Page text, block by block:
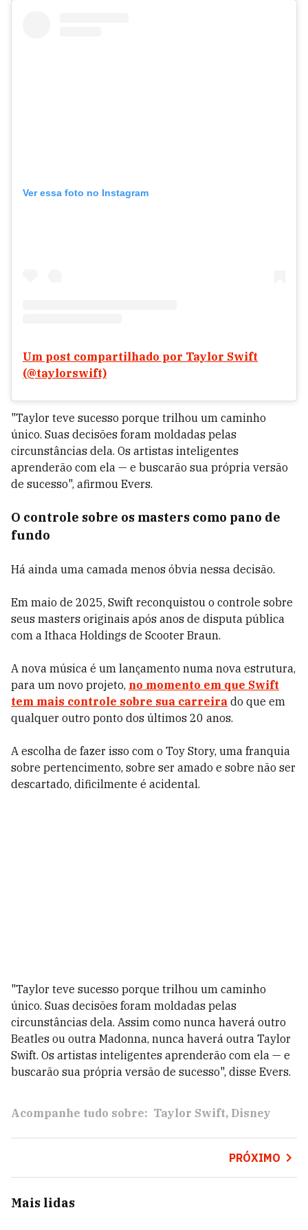
Ver essa foto no Instagram
Um post compartilhado por Taylor Swift
(@taylorswift)
"Taylor teve sucesso porque trilhou um caminho
único. Suas decisões foram moldadas pelas
circunstâncias dela. Os artistas inteligentes
aprenderão com ela — e buscarão sua própria versão
de sucesso", afirmou Evers.
O controle sobre os masters como pano de
fundo
Há ainda uma camada menos óbvia nessa decisão.
Em maio de 2025, Swift reconquistou o controle sobre
seus masters originais após anos de disputa pública
com a Ithaca Holdings de Scooter Braun.
A nova música é um lançamento numa nova estrutura,
para um novo projeto, no momento em que Swift
tem mais controle sobre sua carreira do que em
qualquer outro ponto dos últimos 20 anos.
A escolha de fazer isso com o Toy Story, uma franquia
sobre pertencimento, sobre ser amado e sobre não ser
descartado, dificilmente é acidental.
"Taylor teve sucesso porque trilhou um caminho
único. Suas decisões foram moldadas pelas
circunstâncias dela. Assim como nunca haverá outro
Beatles ou outra Madonna, nunca haverá outra Taylor
Swift. Os artistas inteligentes aprenderão com ela — e
buscarão sua própria versão de sucesso", disse Evers.
Acompanhe tudo sobre: Taylor Swift Disney
PRÓXIMO
Mais lidas